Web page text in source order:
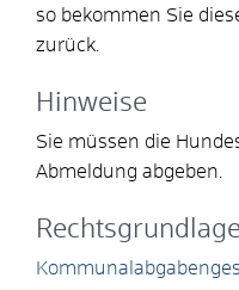
so bekommen Sie
zurück.
Hinweise
Sie müssen die
Abmeldung abgeben.
Rechtsgrundlage